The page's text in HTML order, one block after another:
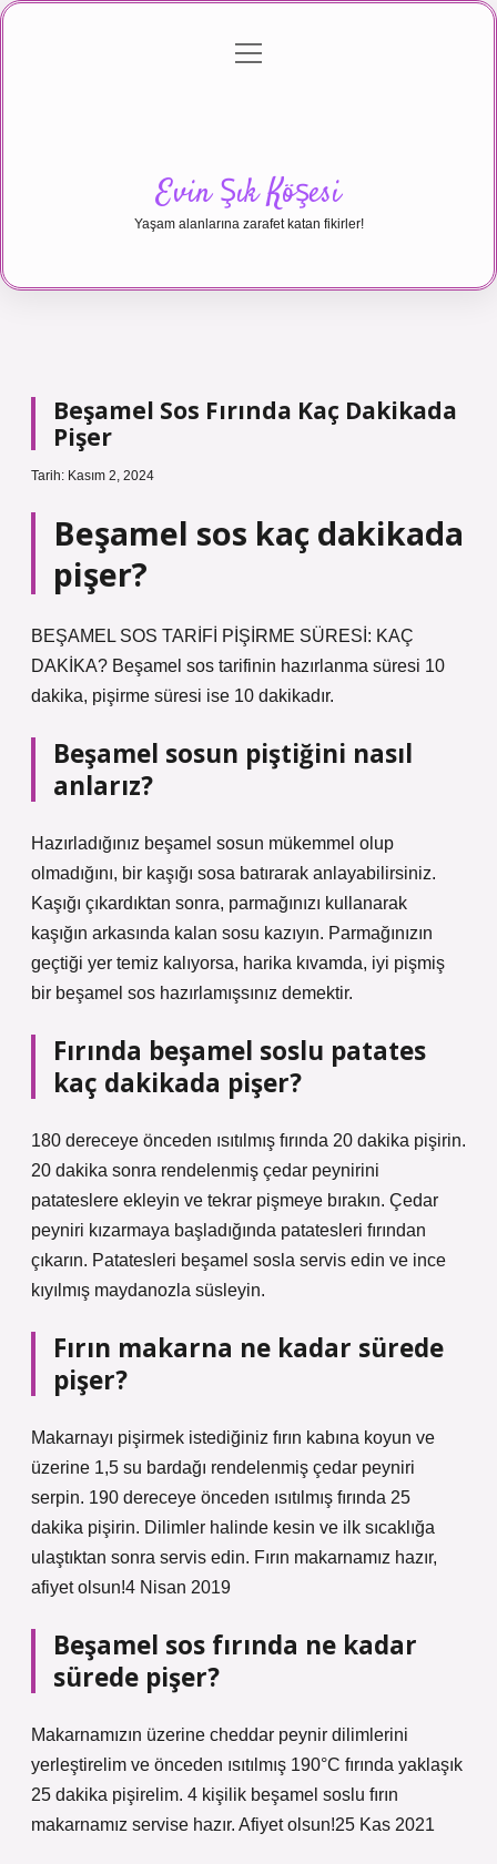
Gizlilik Politikası
menüyü
Evin Şık Köşesi
Yaşam alanlarına zarafet katan fikirler!
Beşamel Sos Fırında Kaç Dakikada
Pişer
Tarih: Kasım 2, 2024
Beşamel sos kaç dakikada
pişer?
BEŞAMEL SOS TARİFİ PİŞİRME SÜRESİ: KAÇ
DAKİKA? Beşamel sos tarifinin hazırlanma süresi 10
dakika, pişirme süresi ise 10 dakikadır.
Beşamel sosun piştiğini nasıl
anlarız?
Hazırladığınız beşamel sosun mükemmel olup
olmadığını, bir kaşığı sosa batırarak anlayabilirsiniz.
Kaşığı çıkardıktan sonra, parmağınızı kullanarak
kaşığın arkasında kalan sosu kazıyın. Parmağınızın
geçtiği yer temiz kalıyorsa, harika kıvamda, iyi pişmiş
bir beşamel sos hazırlamışsınız demektir.
Fırında beşamel soslu patates
kaç dakikada pişer?
180 dereceye önceden ısıtılmış fırında 20 dakika pişirin.
20 dakika sonra rendelenmiş çedar peynirini
patateslere ekleyin ve tekrar pişmeye bırakın. Çedar
peyniri kızarmaya başladığında patatesleri fırından
çıkarın. Patatesleri beşamel sosla servis edin ve ince
kıyılmış maydanozla süsleyin.
Fırın makarna ne kadar sürede
pişer?
Makarnayı pişirmek istediğiniz fırın kabına koyun ve
üzerine 1,5 su bardağı rendelenmiş çedar peyniri
serpin. 190 dereceye önceden ısıtılmış fırında 25
dakika pişirin. Dilimler halinde kesin ve ilk sıcaklığa
ulaştıktan sonra servis edin. Fırın makarnamız hazır,
afiyet olsun!4 Nisan 2019
Beşamel sos fırında ne kadar
sürede pişer?
Makarnamızın üzerine cheddar peynir dilimlerini
yerleştirelim ve önceden ısıtılmış 190°C fırında yaklaşık
25 dakika pişirelim. 4 kişilik beşamel soslu fırın
makarnamız servise hazır. Afiyet olsun!25 Kas 2021